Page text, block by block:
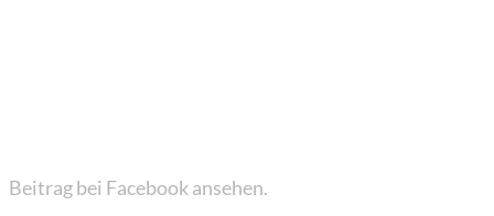
Beitrag bei Facebook ansehen.